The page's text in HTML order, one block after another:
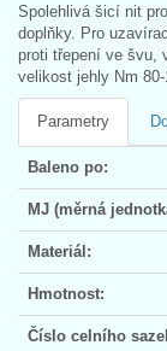
Spolehlivá šicí nit
doplňky. Pro
proti třepení ve švu,
velikost jehly Nm
Parametry
Baleno po:
MJ (měrná
Materiál:
Hmotnost:
Číslo celního